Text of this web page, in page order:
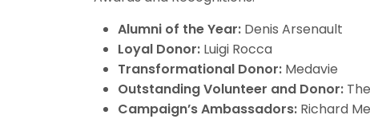
Alumni of the Year: Denis Arsenault
Loyal Donor: Luigi Rocca
Transformational Donor: Medavie
Outstanding Volunteer and Donor:
Campaign’s Ambassadors: Richard